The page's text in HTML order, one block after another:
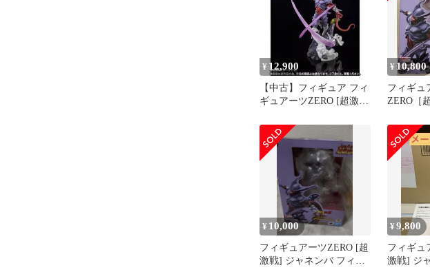
ータ」
【10日
¥ 12,900
【中古】フィギュア フィ
ギュアーツZERO [超激
ンボールZ」 魂ウェブ商
店限定
¥ 10,800
フィギュ
ZERO［
¥ 10,000
フィギュアーツZERO [超
激戦] ジャネンバ フィギ
¥9,800
フィギュ
激戦] ジ